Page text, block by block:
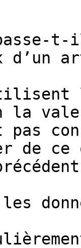
d’un
la
pas
de
les